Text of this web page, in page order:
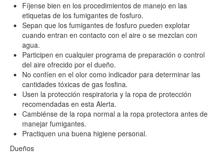
Fíjense bien en los procedimientos de manejo en las
etiquetas de los fumigantes de fosfuro.
Sepan que los fumigantes de fosfuro pueden explotar
cuando entran en contacto con el aire o se mezclan con
agua.
Participen en cualquier programa de preparación o control
del aire ofrecido por el dueño.
No confíen en el olor como indicador para determinar las
cantidades tóxicas de gas fosfina.
Usen la protección respiratoria y la ropa de protección
recomendadas en esta Alerta.
Cambiénse de la ropa normal a la ropa protectora antes de
manejar fumigantes.
Practiquen una buena higiene personal.
Dueños